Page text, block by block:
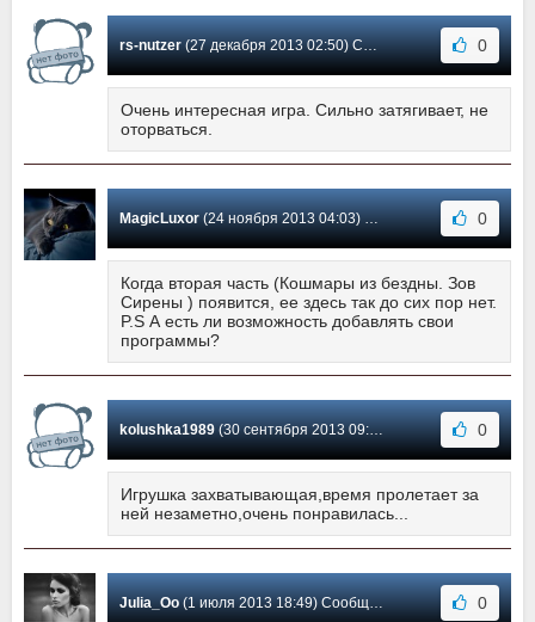
rs-nutzer(27 декабря 2013 02:50) Сообщение #15 0
Очень интересная игра. Сильно затягивает, не
оторваться.
MagicLuxor(24 ноября 2013 04:03) Сообщение #14 0
Когда вторая часть (Кошмары из бездны. Зов
Сирены ) появится, ее здесь так до сих пор нет.
P.S А есть ли возможность добавлять свои
программы?
kolushka1989(30 сентября 2013 09:59) Сообщение #13 0
Игрушка захватывающая,время пролетает за
ней незаметно,очень понравилась...
Julia_Oo(1 июля 2013 18:49) Сообщение #12 0